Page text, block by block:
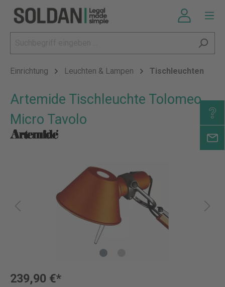
Einrichtung Leuchten & Lampen Tischleuchten
Artemide Tischleuchte Tolomeo
Micro Tavolo
239,90 €*